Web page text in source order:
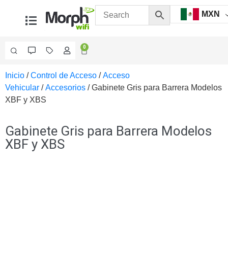
MXN
0
Videovigilancia
Accesorios
Generales
Ethernet y
FibraAccesorios
para
Inicio /Control de Acceso /Acceso
Vehicular /Accesorios / Gabinete Gris para Barrera Modelos
XBF y XBS
Gabinete Gris para Barrera Modelos
XBF y XBS